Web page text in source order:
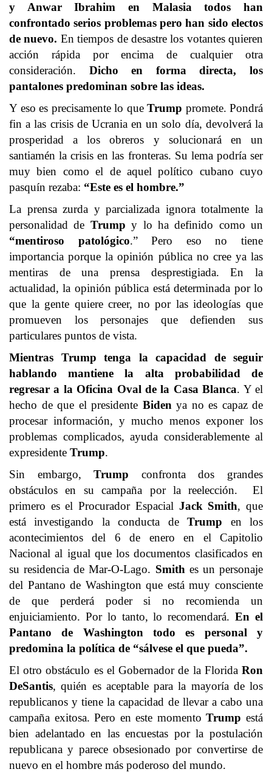
y Anwar Ibrahim en Malasia todos han
confrontado serios problemas pero han sido electos
de nuevo. En tiempos de desastre los votantes quieren
acción rápida por encima de cualquier otra
consideración. Dicho en forma directa, los
pantalones predominan sobre las ideas.
Y eso es precisamente lo que Trump promete. Pondrá
fin a las crisis de Ucrania en un solo día, devolverá la
prosperidad a los obreros y solucionará en un
santiamén la crisis en las fronteras. Su lema podría ser
muy bien como el de aquel político cubano cuyo
pasquín rezaba: “Este es el hombre.”
La prensa zurda y parcializada ignora totalmente la
personalidad de Trump y lo ha definido como un
“mentiroso patológico.” Pero eso no tiene
importancia porque la opinión pública no cree ya las
mentiras de una prensa desprestigiada. En la
actualidad, la opinión pública está determinada por lo
que la gente quiere creer, no por las ideologías que
promueven los personajes que defienden sus
particulares puntos de vista.
Mientras Trump tenga la capacidad de seguir
hablando mantiene la alta probabilidad de
regresar a la Oficina Oval de la Casa Blanca. Y el
hecho de que el presidente Biden ya no es capaz de
procesar información, y mucho menos exponer los
problemas complicados, ayuda considerablemente al
expresidente Trump.
Sin embargo,Trump confronta dos grandes
obstáculos en su campaña por la reelección. El
primero es el Procurador Espacial Jack Smith, que
está investigando la conducta deTrump en los
acontecimientos del 6 de enero en el Capitolio
Nacional al igual que los documentos clasificados en
su residencia de Mar-O-Lago. Smith es un personaje
del Pantano de Washington que está muy consciente
de que perderá poder si no recomienda un
enjuiciamiento. Por lo tanto, lo recomendará.En el
Pantano de Washington todo es personal y
predomina la política de “sálvese el que pueda”.
El otro obstáculo es el Gobernador de la Florida Ron
DeSantis, quién es aceptable para la mayoría de los
republicanos y tiene la capacidad de llevar a cabo una
campaña exitosa. Pero en este momentoTrump está
bien adelantado en las encuestas por la postulación
republicana y parece obsesionado por convertirse de
nuevo en el hombre más poderoso del mundo.